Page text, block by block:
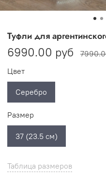
Туфли для
6990.00 руб
Таблица размеров
Цвет
Серебро
Размер
37 (23.5 см)